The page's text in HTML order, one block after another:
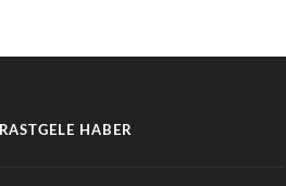
RASTGELE HABER